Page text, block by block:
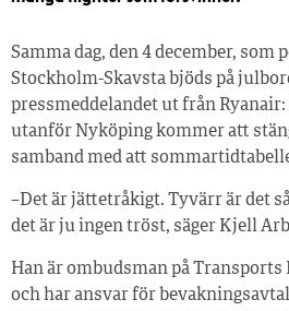
Samma dag, den 4 december, som
Stockholm-Skavsta bjöds på
pressmeddelandet ut från Ryanair:
utanför Nyköping kommer att
samband med att
–Det är jättetråkigt. Tyvärr är det
det är ju ingen tröst, säger Kjell
Han är ombudsman på
och har ansvar för